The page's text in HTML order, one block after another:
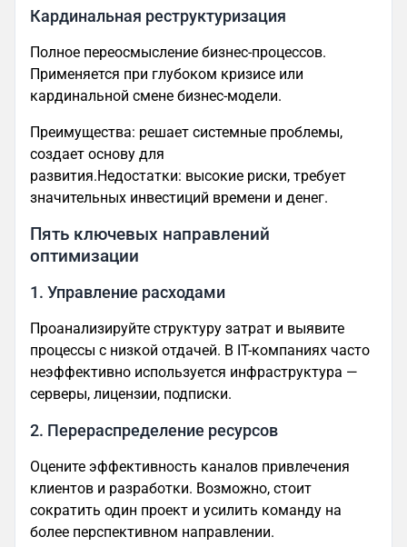
Кардинальная реструктуризация
Полное переосмысление бизнес-процессов.
Применяется при глубоком кризисе или
кардинальной смене бизнес-модели.
Преимущества: решает системные проблемы,
создает основу для
развития.Недостатки: высокие риски, требует
значительных инвестиций времени и денег.
Пять ключевых направлений
оптимизации
1. Управление расходами
Проанализируйте структуру затрат и выявите
процессы с низкой отдачей. В IT-компаниях часто
неэффективно используется инфраструктура —
серверы, лицензии, подписки.
2. Перераспределение ресурсов
Оцените эффективность каналов привлечения
клиентов и разработки. Возможно, стоит
сократить один проект и усилить команду на
более перспективном направлении.